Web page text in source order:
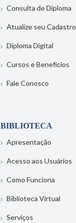
Consulta de Diploma
Atualize seu Cadastro
Diploma Digital
Cursos e Benefícios
Fale Conosco
BIBLIOTECA
Apresentação
Acesso aos Usuários
Como Funciona
Biblioteca Virtual
Serviços